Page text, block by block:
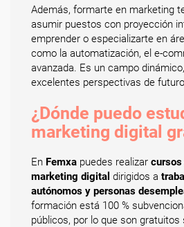
Además, formarte en marketing
asumir puestos con proyección
emprender o especializarte en
como la automatización, el e-
avanzada. Es un campo
excelentes perspectivas de
¿Dónde puedo
marketing digital
En Femxa puedes realizar
marketing digital dirigidos a
autónomos y personas
formación está 100 %
públicos, por lo que son